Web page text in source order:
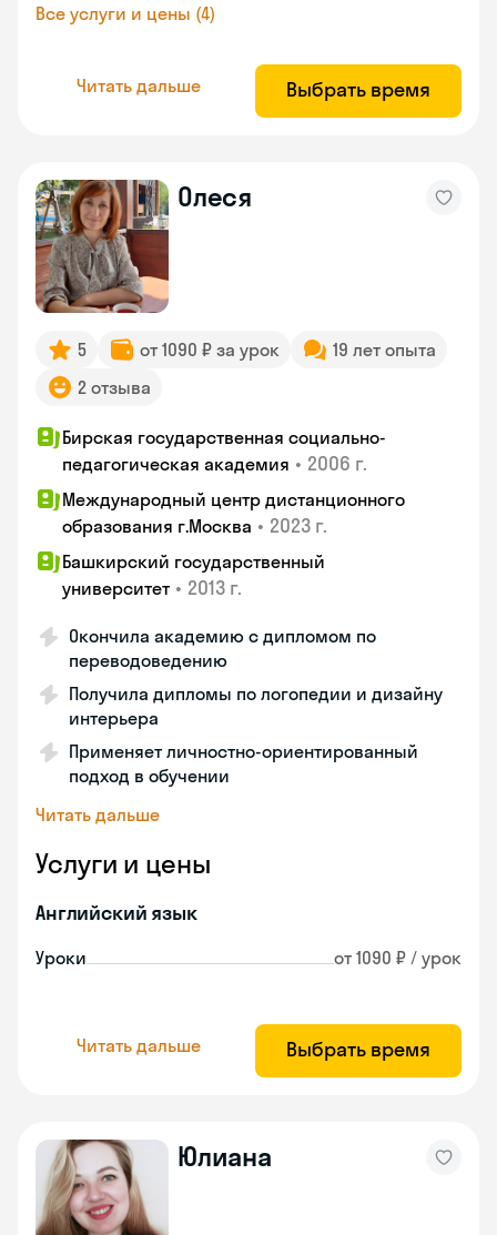
Все услуги и цены (4)
Читать дальше Выбрать время
Олеся
5 от 1090 ₽ за урок
19 лет опыта
2 отзыва
Бирская государственная социально-
педагогическая академия • 2006 г.
Международный центр дистанционного
образования г.Москва • 2023 г.
Башкирский государственный
университет • 2013 г.
Окончила академию с дипломом по
переводоведению
Получила дипломы по логопедии и дизайну
интерьера
Применяет личностно-ориентированный
подход в обучении
Читать дальше
Услуги и цены
Английский язык
Уроки от 1090 ₽ / урок
Читать дальше Выбрать время
Юлиана